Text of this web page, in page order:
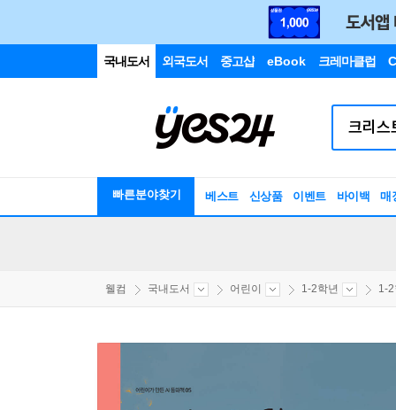
국내도서 외국도서 중고샵 eBook 크레마클럽
빠른분야찾기 베스트 신상품 이벤트 바이백 매
웰컴 국내도서 어린이 1-2학년 1-